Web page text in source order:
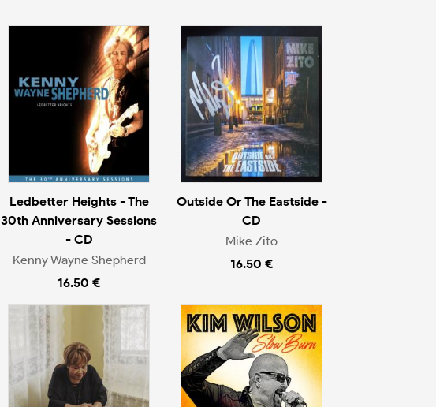
Ledbetter Heights - The
30th Anniversary Sessions
- CD
Kenny Wayne Shepherd
16.50 €
Outside Or The Eastside -
CD
Mike Zito
16.50 €